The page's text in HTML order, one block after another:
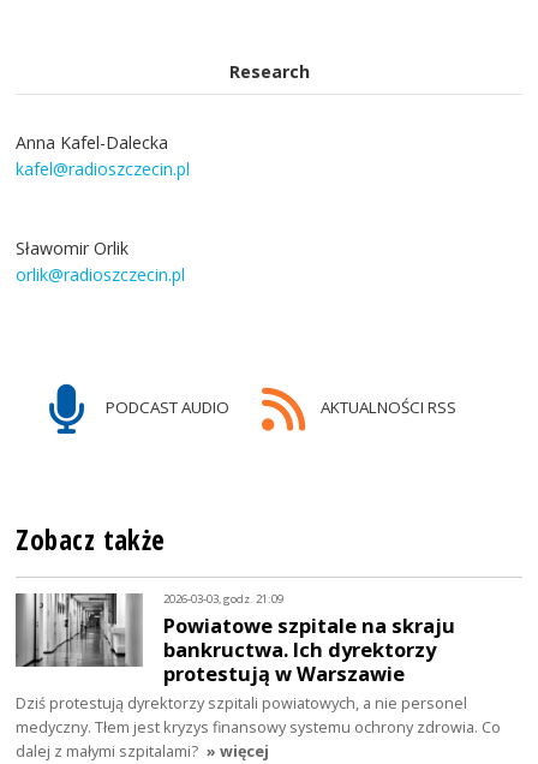
Research
Anna Kafel-Dalecka
kafel@radioszczecin.pl
Sławomir Orlik
orlik@radioszczecin.pl
PODCAST AUDIO AKTUALNOŚCI RSS
Zobacz także
2026-03-03, godz. 21:09
Powiatowe szpitale na skraju
bankructwa. Ich dyrektorzy
protestują w Warszawie
Dziś protestują dyrektorzy szpitali powiatowych, a nie personel
medyczny. Tłem jest kryzys finansowy systemu ochrony zdrowia. Co
dalej z małymi szpitalami? » więcej